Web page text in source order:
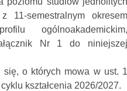
11-semestralnym okresem
ogólnoakademickim,
Nr 1 do niniejszej
się, o których mowa w ust. 1
kształcenia 2026/2027.